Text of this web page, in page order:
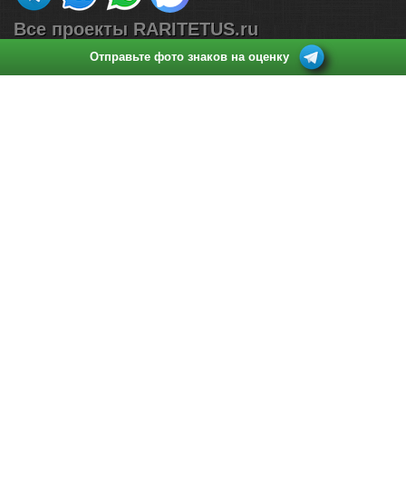
Все проекты RARITETUS.ru
Поиск по нумизматическим аукционам
Каталог монет России (1700-2026)
Отправьте фото знаков на оценку